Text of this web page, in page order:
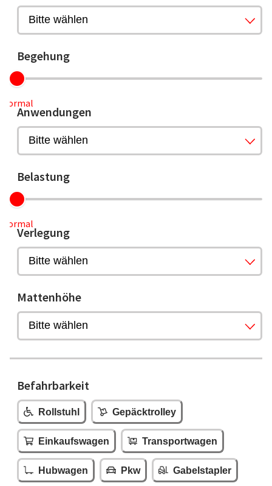
Begehung
Normal
Anwendungen
Belastung
Normal
Verlegung
Mattenhöhe
Befahrbarkeit
Rollstuhl Gepäcktrolley
Einkaufswagen Transportwagen
Hubwagen Pkw Gabelstapler